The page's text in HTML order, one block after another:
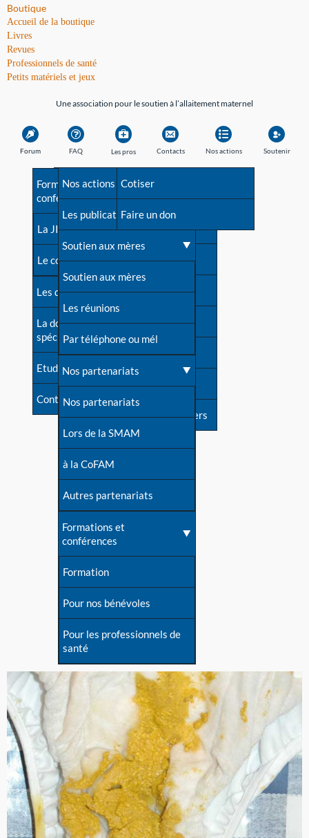
Boutique
Accueil de la boutique
Livres
Revues
Professionnels de santé
Petits matériels et jeux
Une association pour le soutien à l’allaitement maternel
Forum FAQ
Avant la naissance
Les débuts
Une difficulté d'allaitement ?
Cas particuliers
Mythes et vérités
Devenir animatrice ?
Une question sur le site
Les pros
Formations et
conférences
La JIA
Le congrès
Les dossiers de l'allaitement
La documentation
spécialisée
Etudes récentes
Contact
Contacts
Besoin d'aide?
Répertoire de tous les
contacts
Contact presse
Dossier de presse
Soutenir LLL
Livre d'or
Forum
S'inscrire à nos newsletters
Nos actions
Nos actions
Les publications
Soutien aux mères
Soutien aux mères
Les réunions
Par téléphone ou mél
Nos partenariats
Nos partenariats
Lors de la SMAM
à la CoFAM
Autres partenariats
Formations et
conférences
Formation
Pour nos bénévoles
Pour les professionnels de
santé
Soutenir
Cotiser
Faire un don